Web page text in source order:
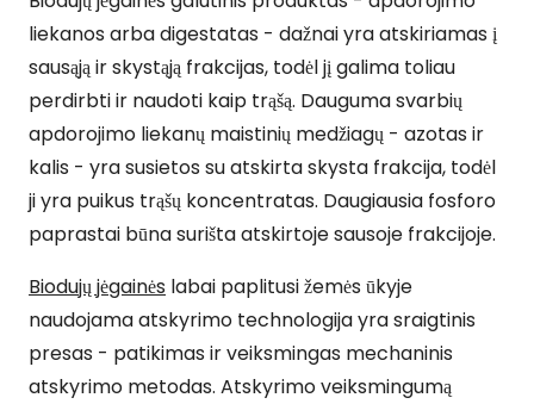
liekanos arba digestatas - dažnai yra atskiriamas į
sausąją ir skystąją frakcijas, todėl jį galima toliau
perdirbti ir naudoti kaip trąšą. Dauguma svarbių
apdorojimo liekanų maistinių medžiagų - azotas ir
kalis - yra susietos su atskirta skysta frakcija, todėl
ji yra puikus trąšų koncentratas. Daugiausia fosforo
paprastai būna surišta atskirtoje sausoje frakcijoje.
Biodujų jėgainės labai paplitusi žemės ūkyje
naudojama atskyrimo technologija yra sraigtinis
presas - patikimas ir veiksmingas mechaninis
atskyrimo metodas. Atskyrimo veiksmingumą